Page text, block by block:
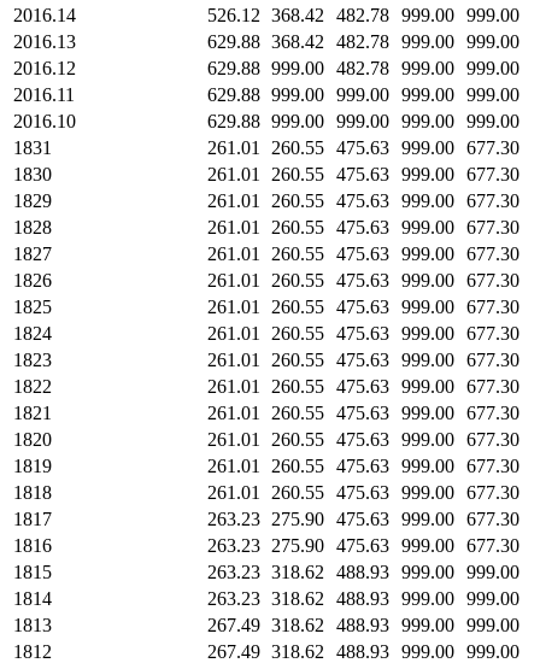
2016.14
526.12 368.42 482.78 999.00 999.00
2016.13
629.88 368.42 482.78 999.00 999.00
2016.12
629.88 999.00 482.78 999.00 999.00
2016.11
629.88 999.00 999.00 999.00 999.00
2016.10
629.88 999.00 999.00 999.00 999.00
1831
261.01 260.55 475.63 999.00 677.30
1830
261.01 260.55 475.63 999.00 677.30
1829
261.01 260.55 475.63 999.00 677.30
1828
261.01 260.55 475.63 999.00 677.30
1827
261.01 260.55 475.63 999.00 677.30
1826
261.01 260.55 475.63 999.00 677.30
1825
261.01 260.55 475.63 999.00 677.30
1824
261.01 260.55 475.63 999.00 677.30
1823
261.01 260.55 475.63 999.00 677.30
1822
261.01 260.55 475.63 999.00 677.30
1821
261.01 260.55 475.63 999.00 677.30
1820
261.01 260.55 475.63 999.00 677.30
1819
261.01 260.55 475.63 999.00 677.30
1818
261.01 260.55 475.63 999.00 677.30
1817
263.23 275.90 475.63 999.00 677.30
1816
263.23 275.90 475.63 999.00 677.30
1815
263.23 318.62 488.93 999.00 999.00
1814
263.23 318.62 488.93 999.00 999.00
1813
267.49 318.62 488.93 999.00 999.00
1812
267.49 318.62 488.93 999.00 999.00